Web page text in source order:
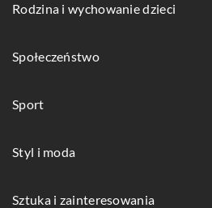
Rodzina i wychowanie dzieci
Społeczeństwo
Sport
Styl i moda
Sztuka i zainteresowania